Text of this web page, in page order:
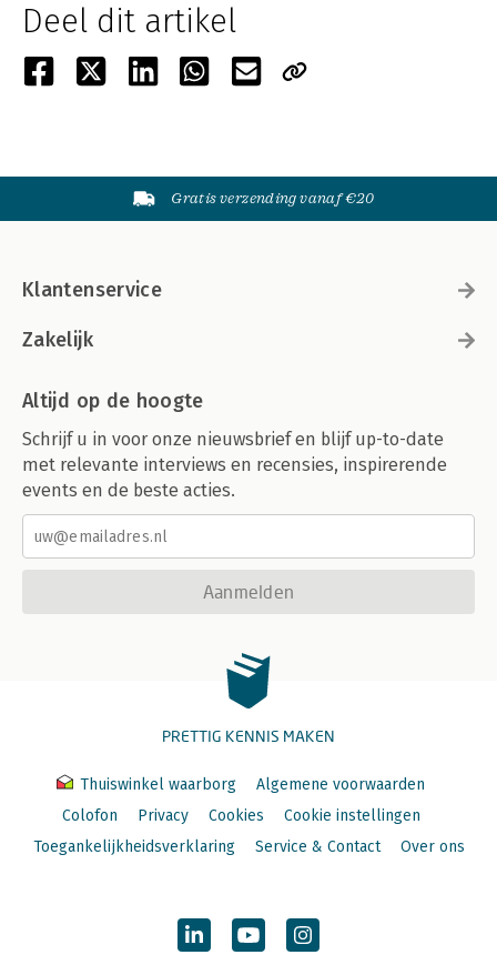
Deel dit artikel
Gratis verzending vanaf €20
Klantenservice
Zakelijk
Altijd op de hoogte
Schrijf u in voor onze nieuwsbrief en blijf up-to-date
met relevante interviews en recensies, inspirerende
events en de beste acties.
Aanmelden
PRETTIG KENNIS MAKEN
Thuiswinkel waarborg
Algemene voorwaarden
Colofon
Privacy Cookies
Cookie instellingen
Toegankelijkheidsverklaring
Service & Contact Over ons